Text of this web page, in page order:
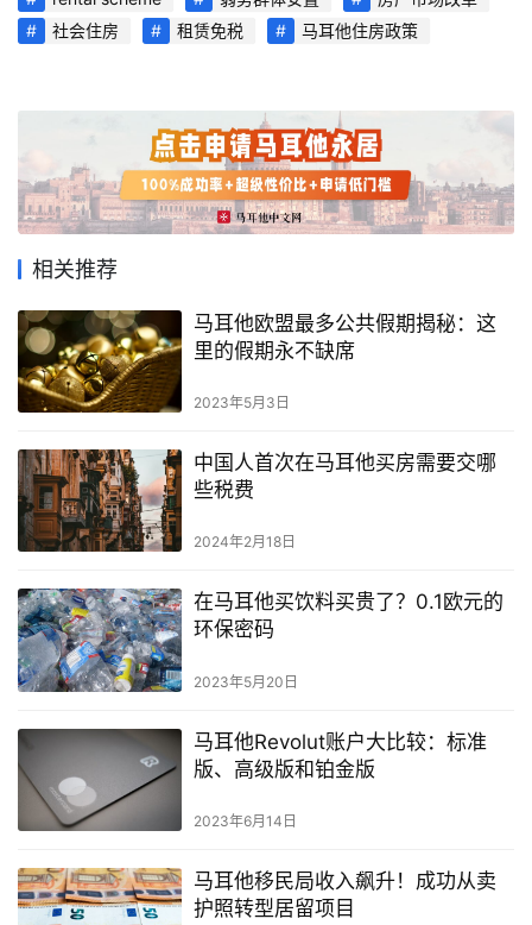
生
指
马
耳
移
民
留
教
育
网
址
导
社会住房
租赁免税 马耳他住房政策
相关推荐
马耳他欧盟最多公共假期揭秘：这
里的假期永不缺席
2023年5月3日
中国人首次在马耳他买房需要交哪
些税费
2024年2月18日
在马耳他买饮料买贵了？0.1欧元的
环保密码
2023年5月20日
马耳他Revolut账户大比较：标准
版、高级版和铂金版
2023年6月14日
马耳他移民局收入飙升！成功从卖
护照转型居留项目